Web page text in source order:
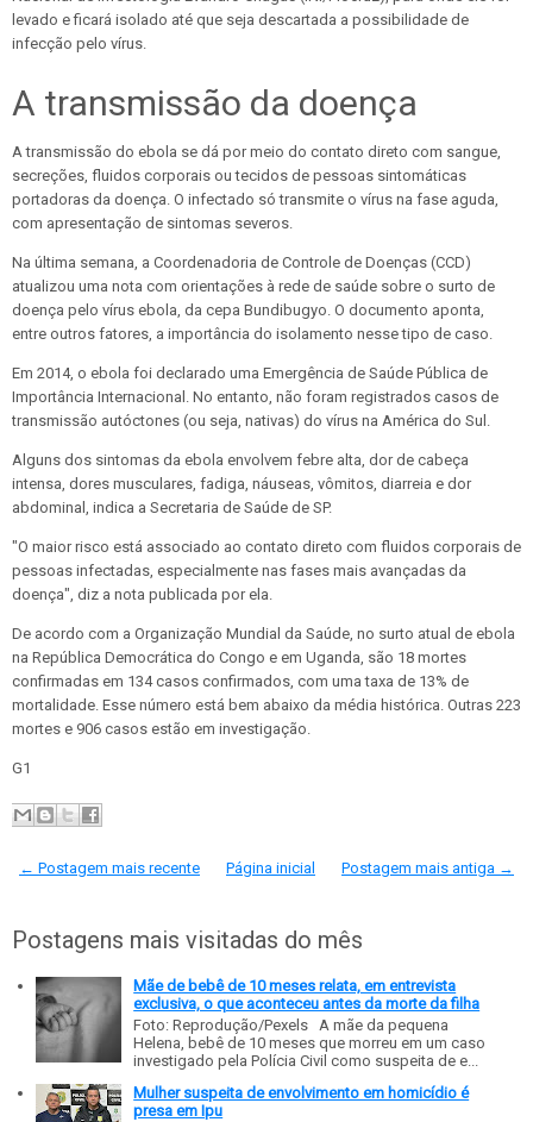
levado e ficará isolado até que seja descartada a possibilidade de
infecção pelo vírus.
A transmissão da doença
A transmissão do ebola se dá por meio do contato direto com sangue,
secreções, fluidos corporais ou tecidos de pessoas sintomáticas
portadoras da doença. O infectado só transmite o vírus na fase aguda,
com apresentação de sintomas severos.
Na última semana, a Coordenadoria de Controle de Doenças (CCD)
atualizou uma nota com orientações à rede de saúde sobre o surto de
doença pelo vírus ebola, da cepa Bundibugyo. O documento aponta,
entre outros fatores, a importância do isolamento nesse tipo de caso.
Em 2014, o ebola foi declarado uma Emergência de Saúde Pública de
Importância Internacional. No entanto, não foram registrados casos de
transmissão autóctones (ou seja, nativas) do vírus na América do Sul.
Alguns dos sintomas da ebola envolvem febre alta, dor de cabeça
intensa, dores musculares, fadiga, náuseas, vômitos, diarreia e dor
abdominal, indica a Secretaria de Saúde de SP.
"O maior risco está associado ao contato direto com fluidos corporais de
pessoas infectadas, especialmente nas fases mais avançadas da
doença", diz a nota publicada por ela.
De acordo com a Organização Mundial da Saúde, no surto atual de ebola
na República Democrática do Congo e em Uganda, são 18 mortes
confirmadas em 134 casos confirmados, com uma taxa de 13% de
mortalidade. Esse número está bem abaixo da média histórica. Outras 223
mortes e 906 casos estão em investigação.
G1
← Postagem mais recente Postagem mais antiga →
Página inicial
Postagens mais visitadas do mês
Mãe de bebê de 10 meses relata, em entrevista
exclusiva, o que aconteceu antes da morte da filha
Foto: Reprodução/Pexels A mãe da pequena
Helena, bebê de 10 meses que morreu em um caso
investigado pela Polícia Civil como suspeita de e...
Mulher suspeita de envolvimento em homicídio é
presa em Ipu